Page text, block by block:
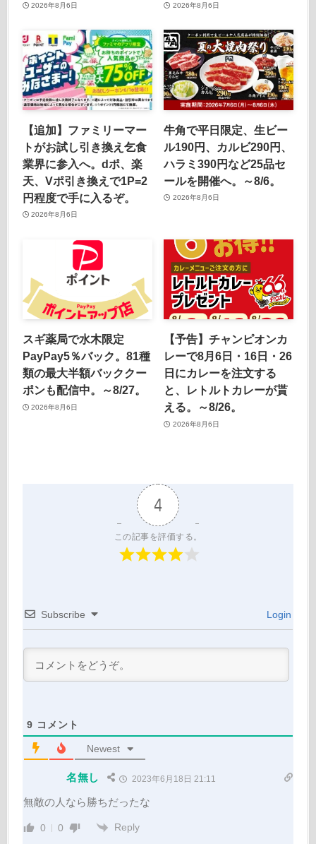
2026年8月6日 2026年8月6日
【追加】ファミリーマー
トがお試し引き換え乞食
業界に参入へ。dポ、楽
天、Vポ引き換えで1P=2
円程度で手に入るぞ。
2026年8月6日
牛角で平日限定、生ビー
ル190円、カルビ290円、
ハラミ390円など25品セ
ールを開催へ。～8/6。
2026年8月6日
スギ薬局で水木限定
PayPay5％バック。81種
類の最大半額バッククー
ポンも配信中。～8/27。
2026年8月6日
【予告】チャンピオンカ
レーで8月6日・16日・26
日にカレーを注文する
と、レトルトカレーが貰
える。～8/26。
2026年8月6日
4
この記事を評価する。
Subscribe Login
9 コメント
Newest
名無し 2023年6月18日 21:11
無敵の人なら勝ちだったな
0 0 Reply